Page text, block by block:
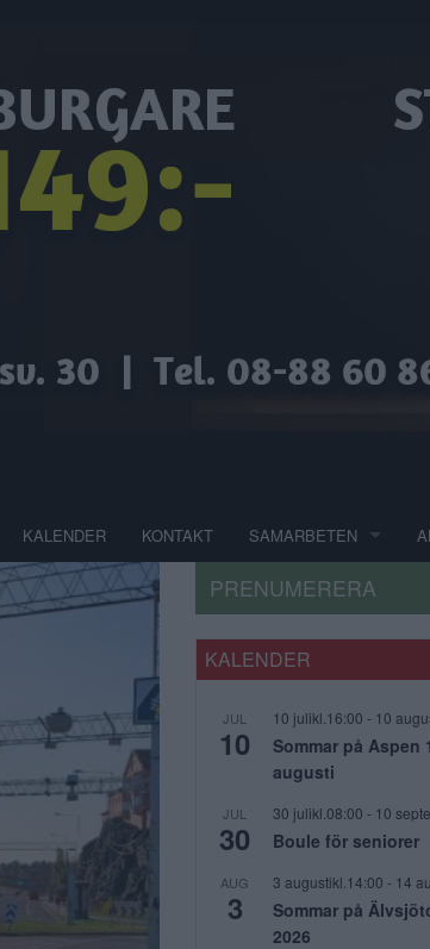
KALENDER KONTAKT SAMARBETEN
PRENUMERERA
KALENDER
JUL
10
10 julikl.16:00 - 10
Sommar på Aspen
augusti
JUL
30
30 julikl.08:00 - 10
Boule för seniorer
AUG
3
3 augustikl.14:00 - 14
Sommar på
2026